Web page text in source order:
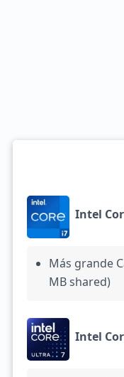
Intel
Más grande
MB shared)
Intel